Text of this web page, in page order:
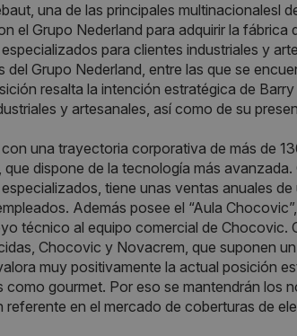
una de las principales
el Grupo Nederland para adquirir la
para clientes industriales y
del Grupo Nederland, entre las que se
resalta la intención estratégica de
y artesanales, así como de su
una trayectoria corporativa de más de
que dispone de la tecnología más
tiene unas ventas anuales
Además posee el “Aula
técnico al equipo comercial de
Chocovic y Novacrem, que suponen
muy positivamente la actual posición
como gourmet. Por eso se mantendrán los
referente en el mercado de coberturas de